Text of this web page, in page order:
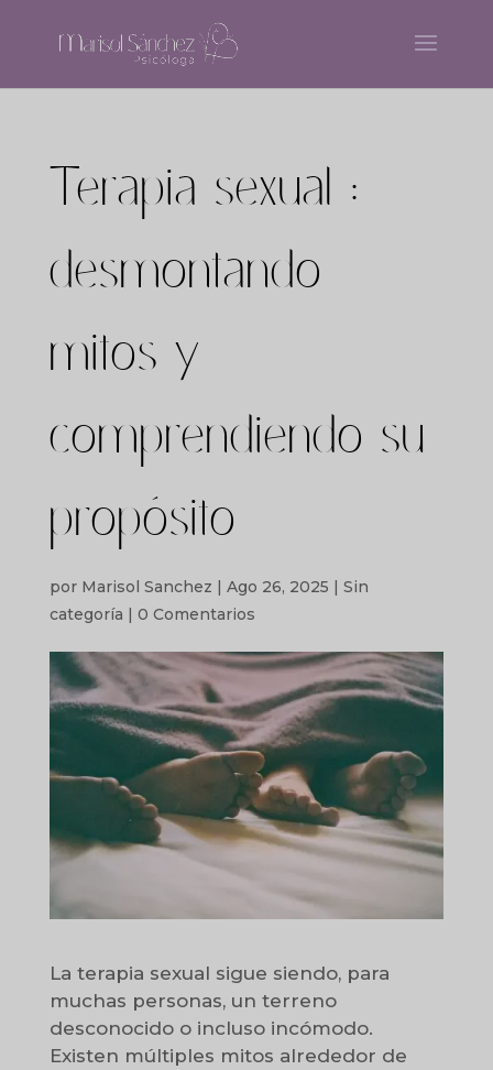
Terapia sexual :
desmontando
mitos y
comprendiendo su
propósito
por Marisol Sanchez | Ago 26, 2025 | Sin
categoría | 0 Comentarios
La terapia sexual sigue siendo, para
muchas personas, un terreno
desconocido o incluso incómodo.
Existen múltiples mitos alrededor de